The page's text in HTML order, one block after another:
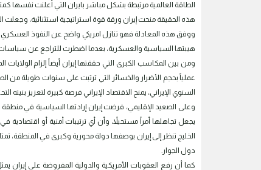
الطاقة العالمية مرتبطة بشكل مباشر بايران التي أعلنت نفسها
هذه الحقيقة منحت إيران ورقة قوة استراتيجية استثنائية، وجعلت
ووفق هذه المعادلة فهو تنازل امريكي واضح عن النفوذ
هيبتها السياسية والعسكرية، بعدما اضطرت للتراجع عن
عملياً بحجم الأضرار والخسائر التي ترتبت على سنوات طويلة من
السنوي الإيراني، يمنح الاقتصاد الإيراني فرصة كبيرة لتعزيز بنيته
وعلى الصعيد الإقليمي، فرضت إيران إرادتها السياسية في
يجعل تجاهلها أمراً مستحيلاً، وأن أي ترتيبات أمنية أو اقتصادية
الخليج تنظر إلى إيران بوصفها دولة محورية وكبرى في المنطقة،
دول الجوار.
كما أن رفع العقوبات الأمريكية والدولية المفروضة على إيران